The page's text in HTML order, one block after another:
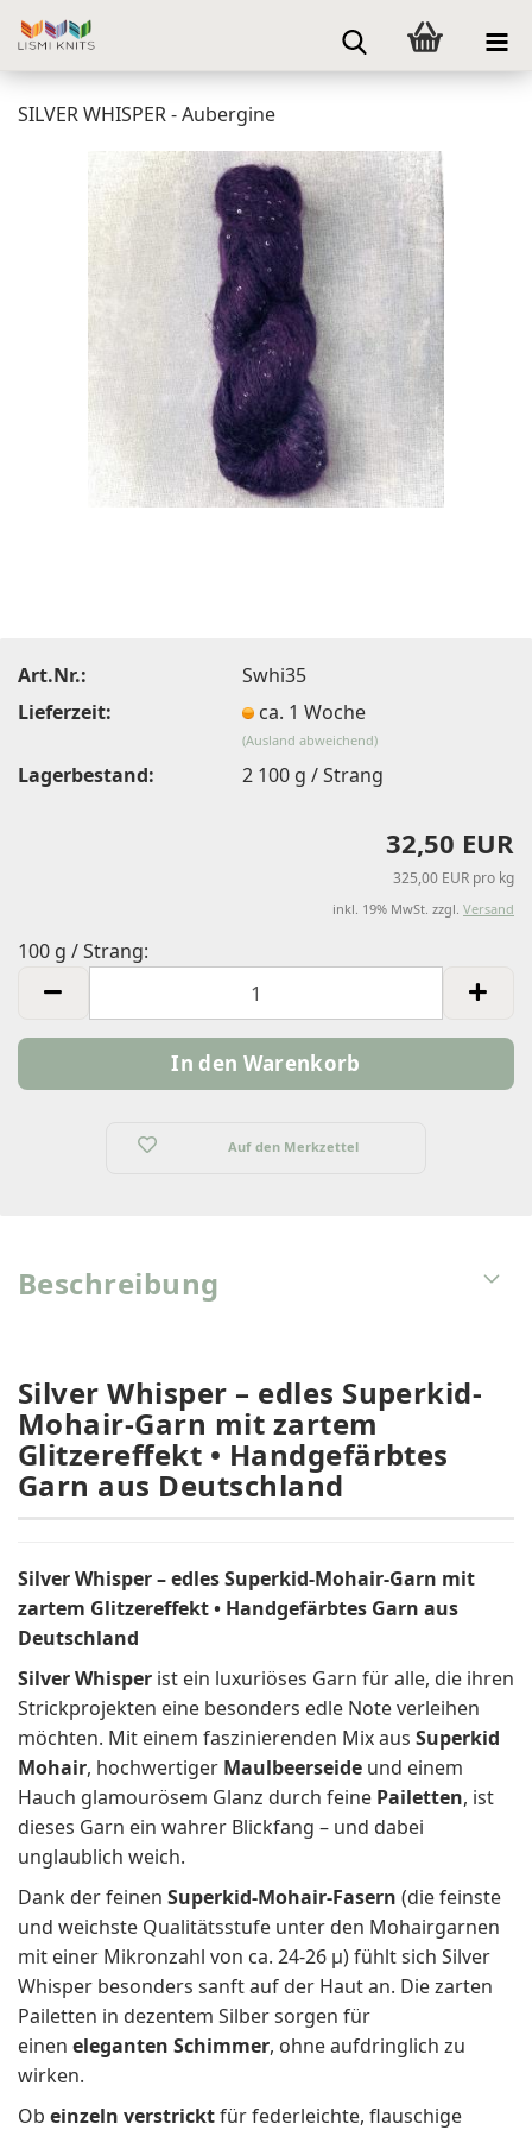
SILVER WHISPER - Aubergine
Art.Nr.:
Swhi35
Lieferzeit:
ca. 1 Woche
(Ausland abweichend)
Lagerbestand: 2 100 g / Strang
32,50 EUR
325,00 EUR pro kg
inkl. 19% MwSt. zzgl. Versand
100 g / Strang:
/
Auf den Merkzettel
Beschreibung
Silver Whisper – edles Superkid-
Mohair-Garn mit zartem
Glitzereffekt • Handgefärbtes
Garn aus Deutschland
Silver Whisper – edles Superkid-Mohair-Garn mit
zartem Glitzereffekt • Handgefärbtes Garn aus
Deutschland
Silver Whisper ist ein luxuriöses Garn für alle, die ihren
Strickprojekten eine besonders edle Note verleihen
möchten. Mit einem faszinierenden Mix aus Superkid
Mohair, hochwertiger Maulbeerseide und einem
Hauch glamourösem Glanz durch feine Pailetten, ist
dieses Garn ein wahrer Blickfang – und dabei
unglaublich weich.
Dank der feinen Superkid-Mohair-Fasern (die feinste
und weichste Qualitätsstufe unter den Mohairgarnen
mit einer Mikronzahl von ca. 24-26 µ) fühlt sich Silver
Whisper besonders sanft auf der Haut an. Die zarten
Pailetten in dezentem Silber sorgen für
einen eleganten Schimmer, ohne aufdringlich zu
wirken.
Ob einzeln verstricktfür federleichte, flauschige